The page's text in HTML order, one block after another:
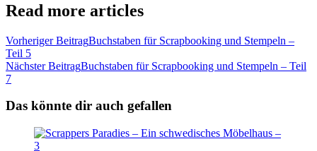
Read more articles
Vorheriger BeitragBuchstaben für Scrapbooking und Stempeln –
Teil 5
Nächster BeitragBuchstaben für Scrapbooking und Stempeln – Teil
7
Das könnte dir auch gefallen